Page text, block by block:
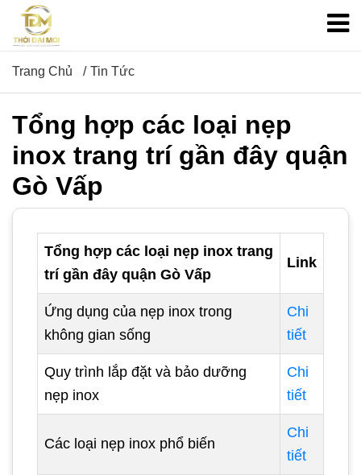
Trang Chủ Tin Tức
Tổng hợp các loại nẹp
inox trang trí gần đây quận
Gò Vấp
Tổng hợp các loại nẹp inox trang
trí gần đây quận Gò Vấp
Link
Ứng dụng của nẹp inox trong
không gian sống
Chi
tiết
Quy trình lắp đặt và bảo dưỡng
nẹp inox
Chi
tiết
Các loại nẹp inox phổ biến
Chi
tiết